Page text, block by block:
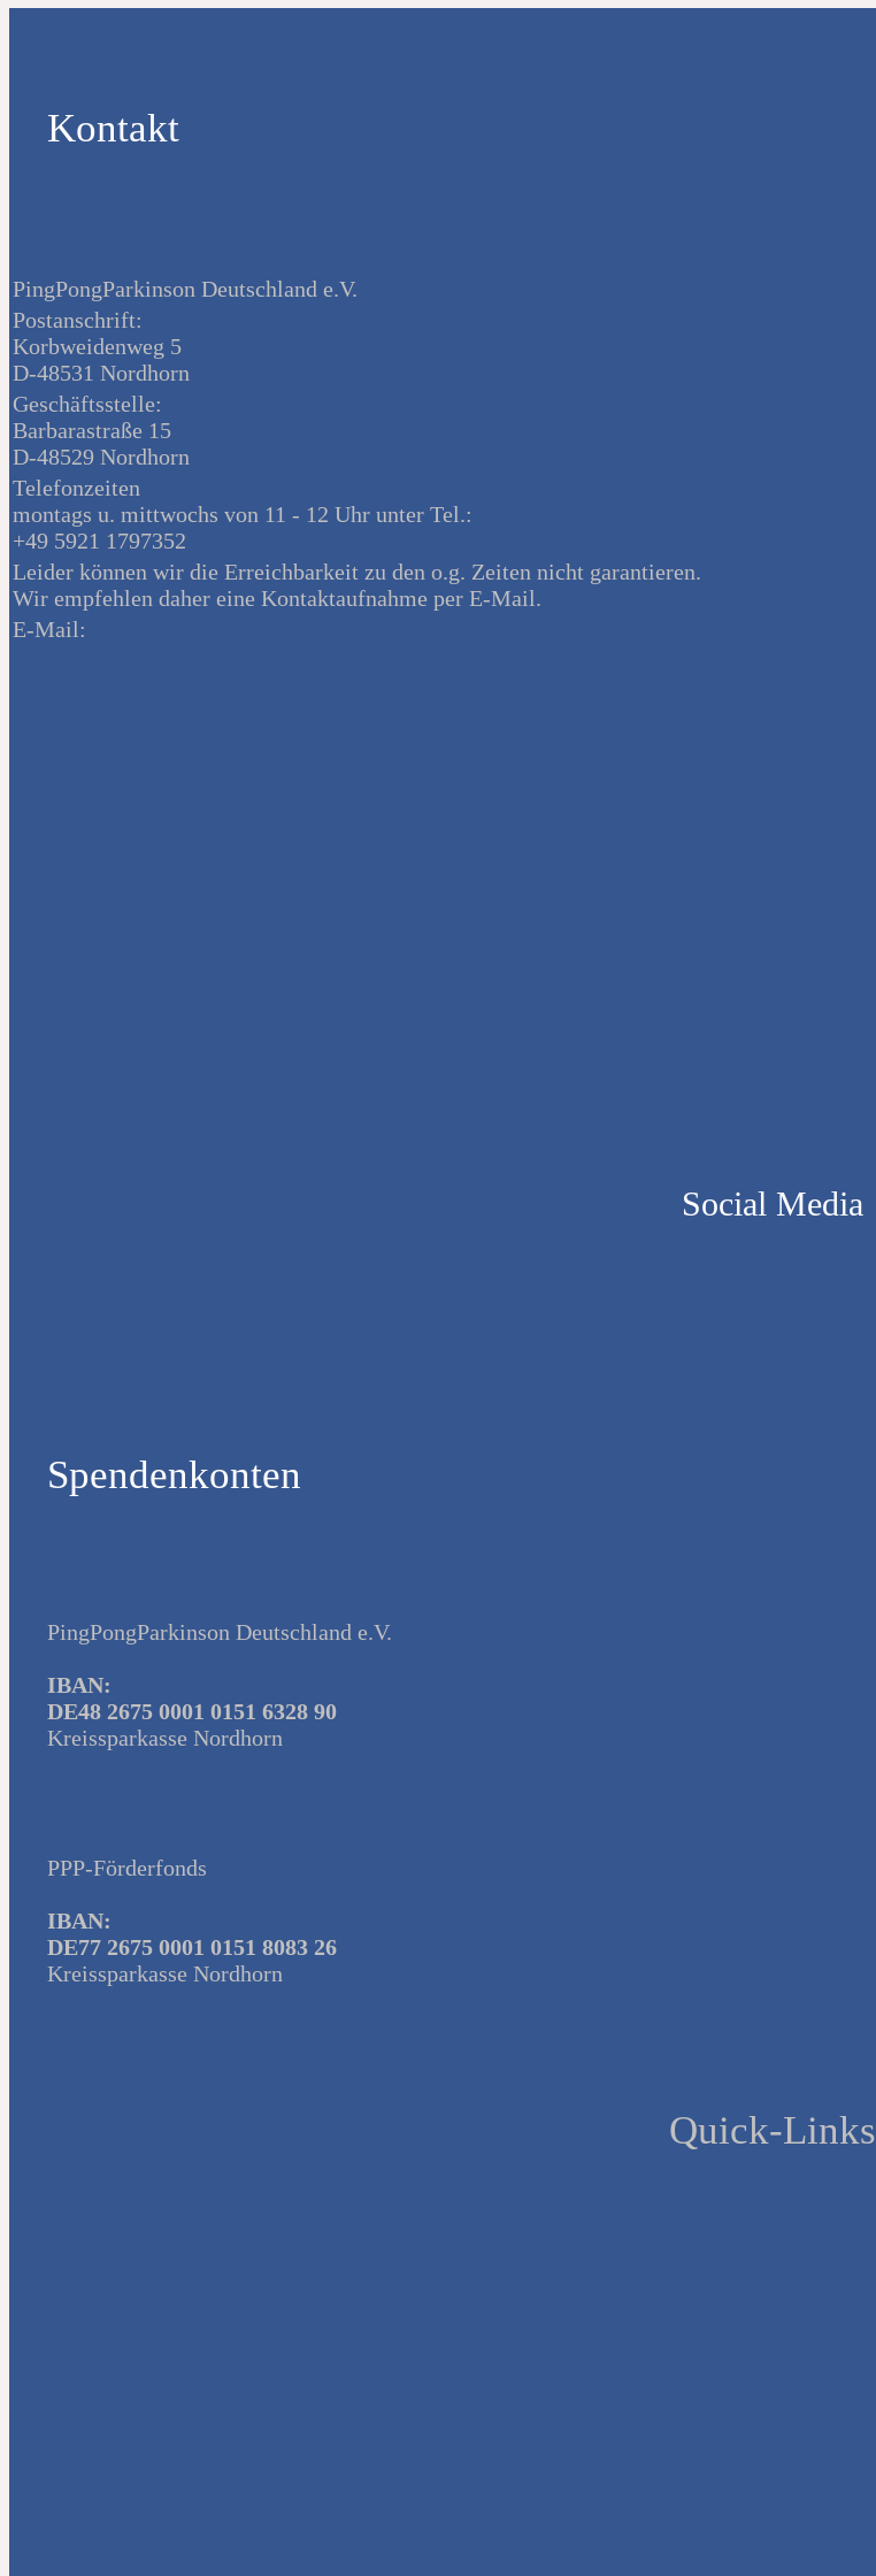
Kontakt
PingPongParkinson Deutschland e.V.
Postanschrift:
Korbweidenweg 5
D-48531 Nordhorn
Geschäftsstelle:
Barbarastraße 15
D-48529 Nordhorn
Telefonzeiten
montags u. mittwochs von 11 - 12 Uhr unter Tel.:
+49 5921 1797352
Leider können wir die Erreichbarkeit zu den o.g. Zeiten nicht garantieren.
Wir empfehlen daher eine Kontaktaufnahme per E-Mail.
E-Mail:
Social Media
Spendenkonten
PingPongParkinson Deutschland e.V.
IBAN:
DE48 2675 0001 0151 6328 90
Kreissparkasse Nordhorn
PPP-Förderfonds
IBAN:
DE77 2675 0001 0151 8083 26
Kreissparkasse Nordhorn
Quick-Links